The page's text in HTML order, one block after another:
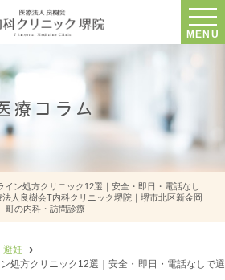
MENU
療コラム
イン処方クリニック12選｜安全・即日・電話なし
人良樹会T内科クリニック堺院｜堺市北区新金岡
町の内科・訪問診療
避妊
処方クリニック12選｜安全・即日・電話なしで選